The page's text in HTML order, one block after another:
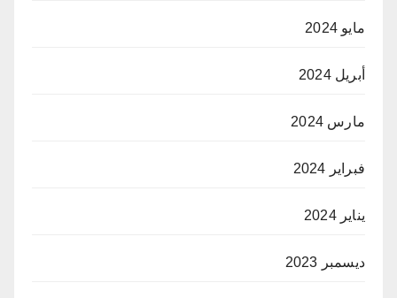
مايو 2024
أبريل 2024
مارس 2024
فبراير 2024
يناير 2024
ديسمبر 2023